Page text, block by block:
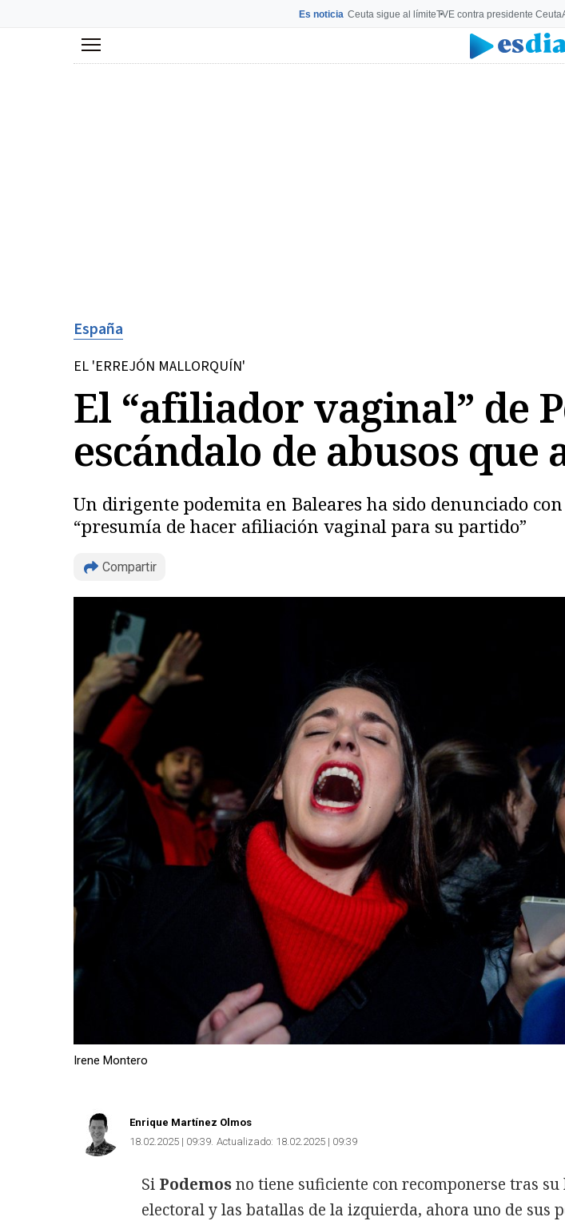
Es noticia Ceuta sigue al límiteTVE contra presidente Ceuta
Menú
España
EL 'ERREJÓN MALLORQUÍN'
El “afiliador vaginal” de
escándalo de abusos
Un dirigente podemita en Baleares ha sido denunciado
“presumía de hacer afiliación vaginal para su partido”
Compartir
Irene Montero
Enrique Martínez Olmos
18.02.2025 | 09:39 Actualizado: 18.02.2025 | 09:39
Si Podemosno tiene suficiente con recomponerse tras
electoral y las batallas de la izquierda, ahora uno de sus